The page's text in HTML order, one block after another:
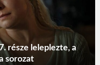
része leleplezte, a
sorozat